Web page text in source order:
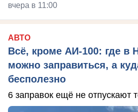
вчера в 11:00
АВТО
Всё, кроме АИ-100: где в
можно заправиться, а
бесполезно
6 заправок ещё не отпускают